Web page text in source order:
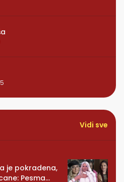
Vidi sve
je pokradena,
Pesma